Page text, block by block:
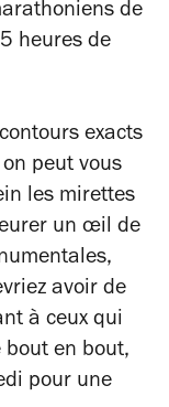
de
heures de
exacts
on peut vous
les mirettes
un œil de
avoir de
à ceux qui
en bout,
pour une